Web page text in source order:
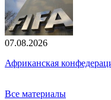
07.08.2026
Африканская
Все материалы